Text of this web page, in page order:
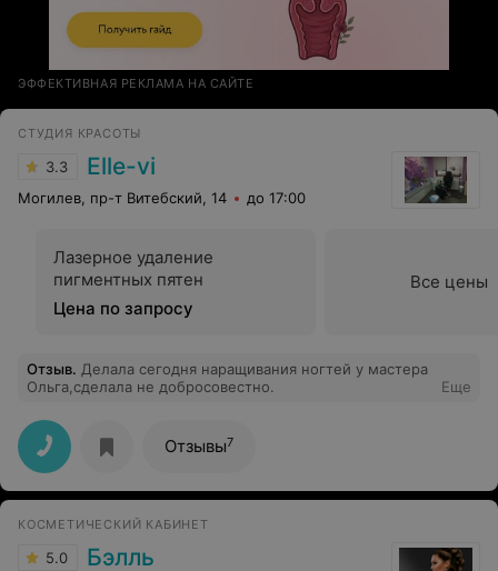
ЭФФЕКТИВНАЯ РЕКЛАМА НА САЙТЕ
СТУДИЯ КРАСОТЫ
3.3 Elle-vi
Могилев, пр-т Витебский, 14 до 17:00
Лазерное удаление
пигментных пятен
Цена по запросу
Все цены
Отзыв. Делала сегодня наращивания ногтей у мастера
Ольга,сделала не добросовестно.
Еще
Отзывы7
КОСМЕТИЧЕСКИЙ КАБИНЕТ
5.0 Бэлль